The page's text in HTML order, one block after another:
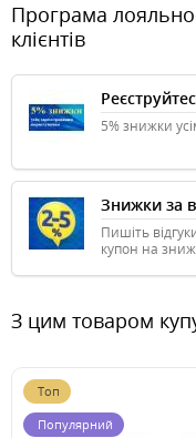
Програма
клієнтів
5% знижки
Знижки за
Пишіть
купон на
З цим товаром
Топ
Популярний